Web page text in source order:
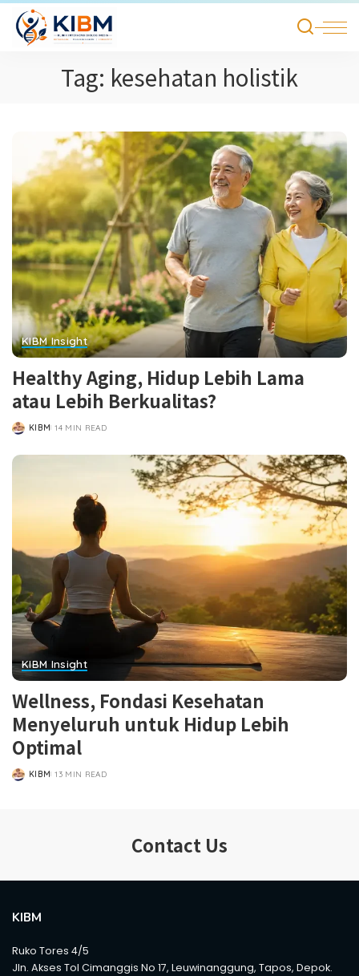
Tag: kesehatan holistik
KIBM Insight
Healthy Aging, Hidup Lebih Lama
atau Lebih Berkualitas?
POSTED
KIBM 14 MIN READ
KIBM Insight
Wellness, Fondasi Kesehatan
Menyeluruh untuk Hidup Lebih
Optimal
POSTED
KIBM 13 MIN READ
Contact Us
KIBM
Ruko Tores 4/5
Jln. Akses Tol Cimanggis No 17, Leuwinanggung, Tapos, Depok.